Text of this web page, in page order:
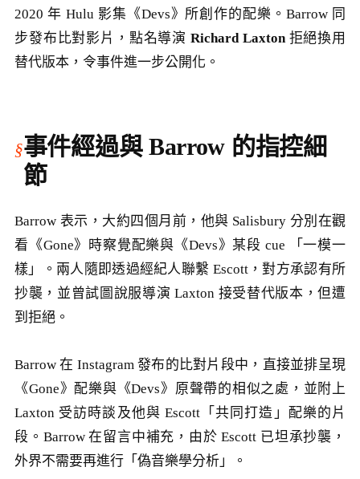
2020 年 Hulu 影集《Devs》所創作的配樂。Barrow 同
步發布比對影片，點名導演 Richard Laxton拒絕換用
替代版本，令事件進一步公開化。
事件經過與 Barrow 的指控細
節
Barrow 表示，大約四個月前，他與 Salisbury 分別在觀
看《Gone》時察覺配樂與《Devs》某段 cue 「一模一
樣」。兩人隨即透過經紀人聯繫 Escott，對方承認有所
抄襲，並曾試圖說服導演 Laxton 接受替代版本，但遭
到拒絕。
Barrow 在 Instagram 發布的比對片段中，直接並排呈現
《Gone》配樂與《Devs》原聲帶的相似之處，並附上
Laxton 受訪時談及他與 Escott「共同打造」配樂的片
段。Barrow 在留言中補充，由於 Escott 已坦承抄襲，
外界不需要再進行「偽音樂學分析」。